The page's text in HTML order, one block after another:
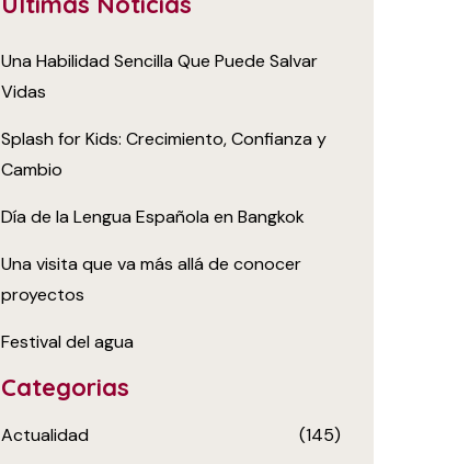
Una Habilidad Sencilla Que Puede Salvar
Vidas
Splash for Kids: Crecimiento, Confianza y
Cambio
Día de la Lengua Española en Bangkok
Una visita que va más allá de conocer
proyectos
Festival del agua
Categorias
Actualidad (145)